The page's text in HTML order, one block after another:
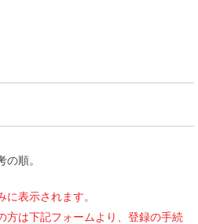
順。
表示されます。
方は下記フォームより、登録の手続